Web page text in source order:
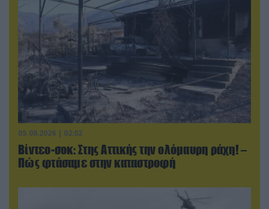
05.08.2026 | 02:02
Βίντεο-σοκ: Στης Αττικής την ολόμαυρη ράχη! –
Πώς φτάσαμε στην καταστροφή